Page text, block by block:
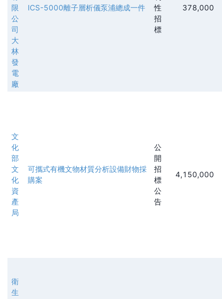
限
公
司
大
林
發
電
廠
ICS-5000離子層析儀泵浦總成一件
性
招
標
378,000
文
化
部
文
化
資
產
局
可攜式有機文物材質分析設備財物採
購案
公
開
招
標
公
告
4,150,000
衛
生